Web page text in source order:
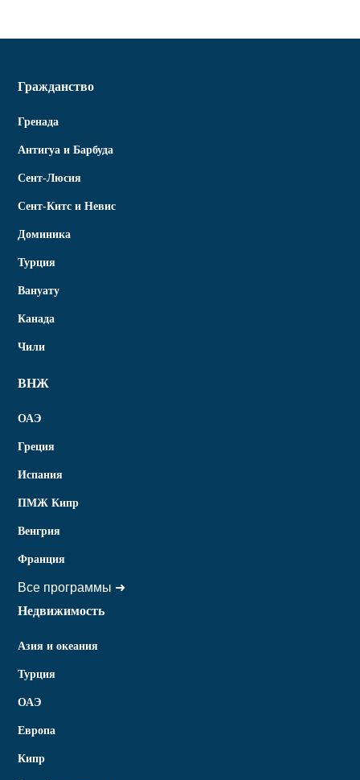
Гражданство
Гренада
Антигуа и Барбуда
Сент-Люсия
Сент-Китс и Невис
Доминика
Турция
Вануату
Канада
Чили
ВНЖ
ОАЭ
Греция
Испания
ПМЖ Кипр
Венгрия
Франция
Все программы ➜
Недвижимость
Азия и океания
Турция
ОАЭ
Европа
Кипр